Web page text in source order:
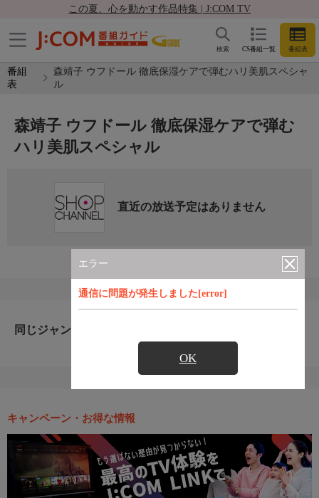
この夏、心を動かす作品特集 | J:COM TV
CS番組一覧 番組表
検索
番組
表
森靖子 ウフドール 徹底保湿ケアで弾むハリ美肌スペシャ
ル
エラー
通信に問題が発生しました[error]
OK
森靖子 ウフドール 徹底保湿ケアで弾む
ハリ美肌スペシャル
直近の放送予定はありません
同じジャンルのおすすめ番組
キャンペーン・お得な情報